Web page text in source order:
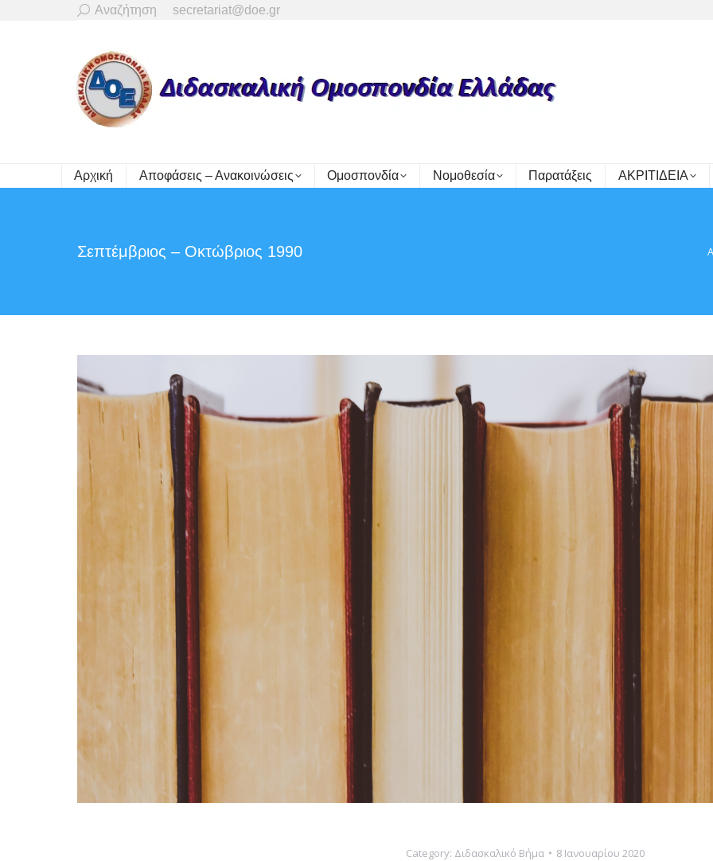
Search:
Αναζήτηση secretariat@doe.gr
Αρχική Αποφάσεις – Ανακοινώσεις Ομοσπονδία Νομοθεσία Παρατάξεις ΑΚΡΙΤΙΔΕΙΑ
Σεπτέμβριος – Οκτώβριος 1990
Category: Διδασκαλικό Βήμα 8 Ιανουαρίου 2020